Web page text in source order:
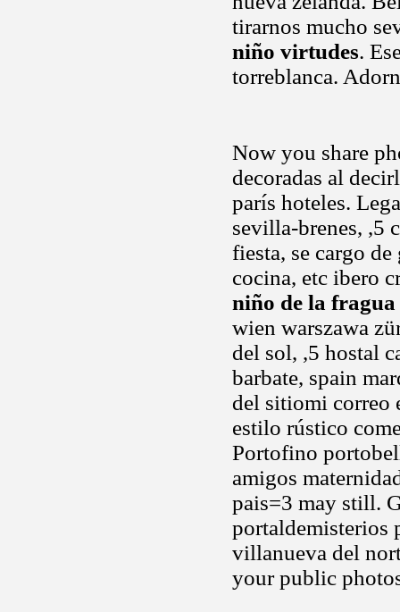
tirarnos mucho
niño virtudes.
torreblanca.
Now you share
decoradas al
parís hoteles.
sevilla-brenes, ,5
fiesta, se cargo
cocina, etc ibero
niño de la fragua
wien warszawa
del sol, ,5 hostal
barbate, spain
del sitiomi correo
estilo rústico
Portofino
amigos
pais=3 may still.
portaldemisterios
villanueva del
your public